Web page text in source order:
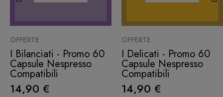
OFFERTE
I Bilanciati - Promo 60
Capsule Nespresso
Compatibili
14,90 €
OFFERTE
I Delicati - Promo 60
Capsule Nespresso
Compatibili
14,90 €